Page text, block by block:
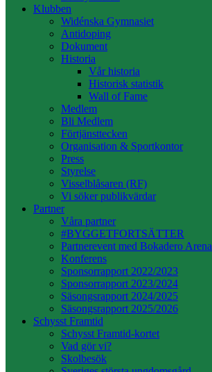
Klubben
Widénska Gymnasiet
Antidoping
Dokument
Historia
Vår historia
Historisk statistik
Wall of Fame
Medlem
Bli Medlem
Förtjänsttecken
Organisation & Sportkontor
Press
Styrelse
Visselblåsaren (RF)
Vi söker publikvärdar
Partner
Våra partner
#BYGGETFORTSÄTTER
Partnerevent med Bokadero Arena
Konferens
Sponsorrapport 2022/2023
Sponsorrapport 2023/2024
Säsongsrapport 2024/2025
Säsongsrapport 2025/2026
Schysst Framtid
Schysst Framtid-kortet
Vad gör vi?
Skolbesök